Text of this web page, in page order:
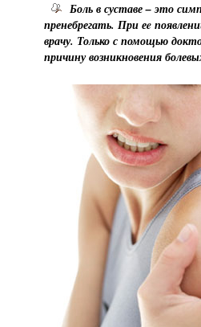
Боль в суставе – это
пренебрегать. При еe
врачу. Только с помощью
причину возникновения